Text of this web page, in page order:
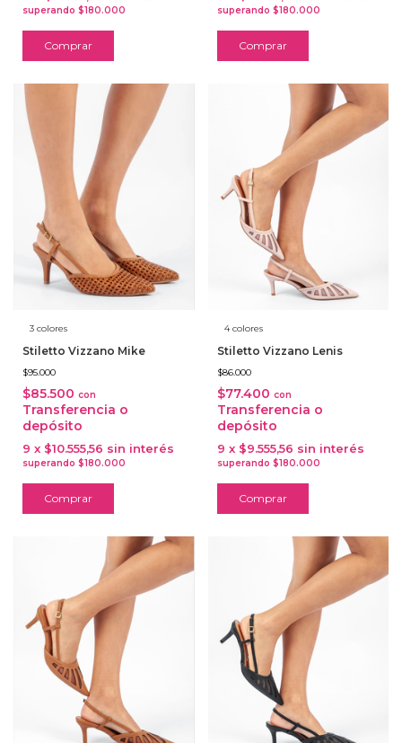
Comprar Comprar
3 colores
Stiletto Vizzano Mike
$95.000
$85.500 con
Transferencia o
depósito
9 x $10.555,56 sin interés
Comprar
4 colores
Stiletto Vizzano Lenis
$86.000
$77.400 con
Transferencia o
depósito
9 x $9.555,56 sin interés
Comprar